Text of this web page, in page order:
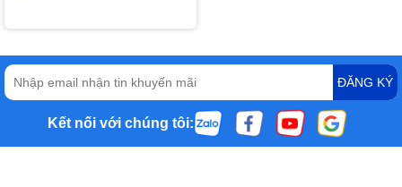
ĐĂNG KÝ
Kết nối với chúng tôi: